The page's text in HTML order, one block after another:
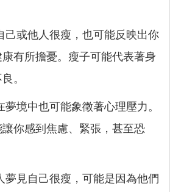
己或他人很瘦，也可能反映出你
有所擔憂。瘦子可能代表著身
。
夢境中也可能象徵著心理壓力。
你感到焦慮、緊張，甚至恐
夢見自己很瘦，可能是因為他們